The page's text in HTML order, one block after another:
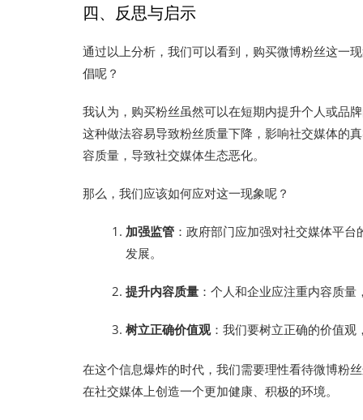
四、反思与启示
通过以上分析，我们可以看到，购买微博粉丝这一
倡呢？
我认为，购买粉丝虽然可以在短期内提升个人或品
这种做法容易导致粉丝质量下降，影响社交媒体的
容质量，导致社交媒体生态恶化。
那么，我们应该如何应对这一现象呢？
加强监管 ：政府部门应加强对社交媒体平
发展。
提升内容质量 ：个人和企业应注重内容质
树立正确价值观：我们要树立正确的价值观
在这个信息爆炸的时代，我们需要理性看待微博粉
在社交媒体上创造一个更加健康、积极的环境。